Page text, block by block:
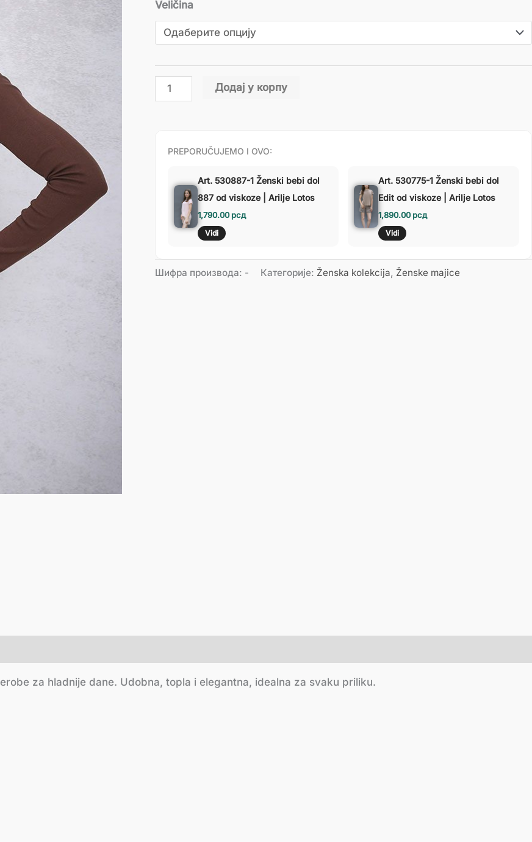
Veličina
Додај у корпу
PREPORUČUJEMO I OVO:
Art. 530887-1 Ženski bebi dol
887 od viskoze | Arilje Lotos
1,790.00рсд
Vidi
Art. 530775-1 Ženski bebi dol
Edit od viskoze | Arilje Lotos
1,890.00рсд
Vidi
Шифра производа: - Категорије: Ženska kolekcija, Ženske majice
za hladnije dane. Udobna, topla i elegantna, idealna za svaku priliku.